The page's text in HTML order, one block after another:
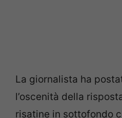
La giornalista ha
l’oscenità della
risatine in sottofondo